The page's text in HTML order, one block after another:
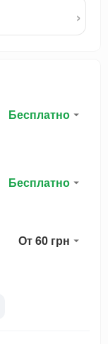
›
Бесплатно
Бесплатно
От 60 грн